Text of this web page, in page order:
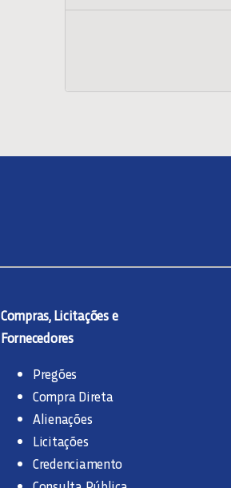
Compras, Licitações e
Fornecedores
Pregões
Compra Direta
Alienações
Licitações
Credenciamento